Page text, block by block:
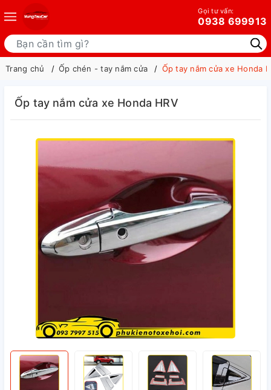
Gọi tư vấn:
0938 699913
Trang chủ Ốp chén - tay nắm cửa Ốp tay nắm cửa xe Honda
Ốp tay nắm cửa xe Honda HRV